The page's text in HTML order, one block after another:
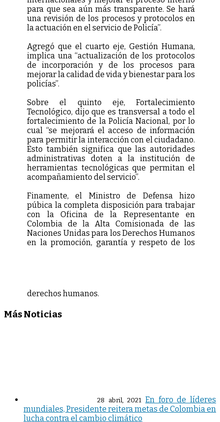
para que sea aún más transparente. Se hará
una revisión de los procesos y protocolos en
la actuación en el servicio de Policía”.
Agregó que el cuarto eje, Gestión Humana,
implica una “actualización de los protocolos
de incorporación y de los procesos para
mejorar la calidad de vida y bienestar para los
policías”.
Sobre el quinto eje, Fortalecimiento
Tecnológico, dijo que es transversal a todo el
fortalecimiento de la Policía Nacional, por lo
cual “se mejorará el acceso de información
para permitir la interacción con el ciudadano.
Esto también significa que las autoridades
administrativas doten a la institución de
herramientas tecnológicas que permitan el
acompañamiento del servicio”.
Finamente, el Ministro de Defensa hizo
púbica la completa disposición para trabajar
con la Oficina de la Representante en
Colombia de la Alta Comisionada de las
Naciones Unidas para los Derechos Humanos
en la promoción, garantía y respeto de los
derechos humanos.
Más Noticias
28 abril, 2021 En foro de líderes
mundiales, Presidente reitera metas de Colombia en
lucha contra el cambio climático